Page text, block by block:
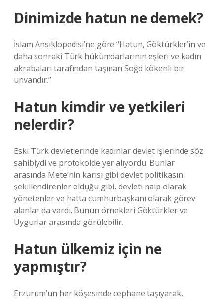
Dinimizde hatun ne demek?
İslam Ansiklopedisi’ne göre “Hatun, Göktürkler’in ve
daha sonraki Türk hükümdarlarının eşleri ve kadın
akrabaları tarafından taşınan Soğd kökenli bir
unvandır.”
Hatun kimdir ve yetkileri
nelerdir?
Eski Türk devletlerinde kadınlar devlet işlerinde söz
sahibiydi ve protokolde yer alıyordu. Bunlar
arasında Mete’nin karısı gibi devlet politikasını
şekillendirenler olduğu gibi, devleti naip olarak
yönetenler ve hatta cumhurbaşkanı olarak görev
alanlar da vardı. Bunun örnekleri Göktürkler ve
Uygurlar arasında görülebilir.
Hatun ülkemiz için ne
yapmıştır?
Erzurum’un her köşesinde cephane taşıyarak,